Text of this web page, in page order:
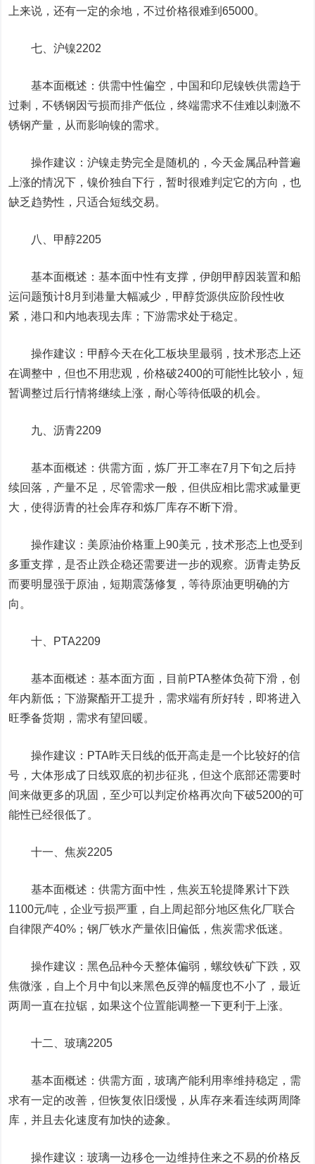
上来说，还有一定的余地，不过价格很难到65000。
七、沪镍2202
基本面概述：供需中性偏空，中国和印尼镍铁供需趋于
过剩，不锈钢因亏损而排产低位，终端需求不佳难以刺激不
锈钢产量，从而影响镍的需求。
操作建议：沪镍走势完全是随机的，今天金属品种普遍
上涨的情况下，镍价独自下行，暂时很难判定它的方向，也
缺乏趋势性，只适合短线交易。
八、 甲醇2205
基本面概述：基本面中性有支撑，伊朗甲醇因装置和船
运问题预计8月到港量大幅减少，甲醇货源供应阶段性收
紧，港口和内地表现去库；下游需求处于稳定。
操作建议：甲醇今天在化工板块里最弱，技术形态上还
在调整中，但也不用悲观，价格破2400的可能性比较小，短
暂调整过后行情将继续上涨，耐心等待低吸的机会。
九、沥青2209
基本面概述：供需方面，炼厂开工率在7月下旬之后持
续回落，产量不足，尽管需求一般，但供应相比需求减量更
大，使得沥青的社会库存和炼厂库存不断下滑。
操作建议：美原油价格重上90美元，技术形态上也受到
多重支撑，是否止跌企稳还需要进一步的观察。沥青走势反
而要明显强于原油，短期震荡修复，等待原油更明确的方
向。
十、 PTA2209
基本面概述：基本面方面，目前PTA整体负荷下滑，创
年内新低；下游聚酯开工提升，需求端有所好转，即将进入
旺季备货期，需求有望回暖。
操作建议：PTA昨天日线的低开高走是一个比较好的信
号，大体形成了日线双底的初步征兆，但这个底部还需要时
间来做更多的巩固，至少可以判定价格再次向下破5200的可
能性已经很低了。
十一、焦炭2205
基本面概述：供需方面中性，焦炭五轮提降累计下跌
1100元/吨，企业亏损严重，自上周起部分地区焦化厂联合
自律限产40%；钢厂铁水产量依旧偏低，焦炭需求低迷。
操作建议：黑色品种今天整体偏弱，螺纹铁矿下跌，双
焦微涨，自上个月中旬以来黑色反弹的幅度也不小了，最近
两周一直在拉锯，如果这个位置能调整一下更利于上涨。
十二、玻璃2205
基本面概述：供需方面，玻璃产能利用率维持稳定，需
求有一定的改善，但恢复依旧缓慢，从库存来看连续两周降
库，并且去化速度有加快的迹象。
操作建议：玻璃一边移仓一边维持住来之不易的价格反